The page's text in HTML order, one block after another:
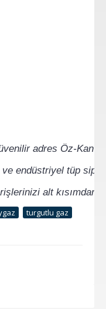
adres Öz-Kan
ve endüstriyel tüp
alt kısımdan
turgutlu gaz